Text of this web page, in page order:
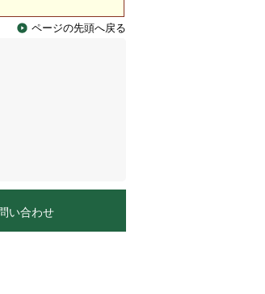
ページの先頭へ戻る
い合わせ